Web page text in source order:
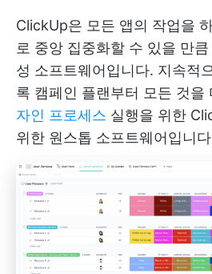
ClickUp은 모든 앱의 작업을
로 중앙 집중화할 수 있을 만
성 소프트웨어입니다. 지속적
록 캠페인 플랜부터 모든 것을
자인 프로세스 실행을 위한
위한 원스톱 소프트웨어입니